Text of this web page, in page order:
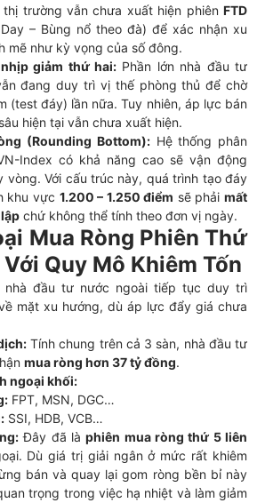
trường vẫn chưa xuất hiện phiên FTD
Day – Bùng nổ theo đà) để xác nhận xu
mẽ như kỳ vọng của số đông.
giảm thứ hai:Phần lớn nhà đầu tư
đang duy trì vị thế phòng thủ để chờ
(test đáy) lần nữa. Tuy nhiên, áp lực bán
hiện tại vẫn chưa xuất hiện.
(Rounding Bottom):Hệ thống phân
Index có khả năng cao sẽ vận động
vòng. Với cấu trúc này, quá trình tạo đáy
khu vực 1.200 – 1.250 điểm sẽ phải mất
chứ không thể tính theo đơn vị ngày.
Mua Ròng Phiên Thứ
Quy Mô Khiêm Tốn
nhà đầu tư nước ngoài tiếp tục duy trì
mặt xu hướng, dù áp lực đẩy giá chưa
Tính chung trên cả 3 sàn, nhà đầu tư
mua ròng hơn 37 tỷ đồng.
ngoại khối:
FPT, MSN, DGC…
SSI, HDB, VCB…
Đây đã làphiên mua ròng thứ 5 liên
Dù giá trị giải ngân ở mức rất khiêm
bán và quay lại gom ròng bền bỉ này
trọng trong việc hạ nhiệt và làm giảm